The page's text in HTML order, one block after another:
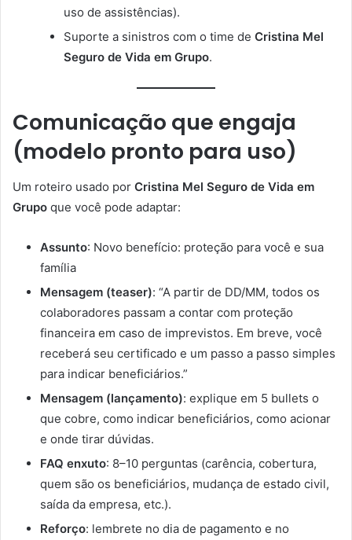
uso de assistências).
Suporte a sinistros com o time de Cristina Mel
Seguro de Vida em Grupo.
Comunicação que engaja
(modelo pronto para uso)
Um roteiro usado por Cristina Mel Seguro de Vida em
Grupo que você pode adaptar:
Assunto: Novo benefício: proteção para você e sua
família
Mensagem (teaser): “A partir de DD/MM, todos os
colaboradores passam a contar com proteção
financeira em caso de imprevistos. Em breve, você
receberá seu certificado e um passo a passo simples
para indicar beneficiários.”
Mensagem (lançamento): explique em 5 bullets o
que cobre, como indicar beneficiários, como acionar
e onde tirar dúvidas.
FAQ enxuto: 8–10 perguntas (carência, cobertura,
quem são os beneficiários, mudança de estado civil,
saída da empresa, etc.).
Reforço: lembrete no dia de pagamento e no